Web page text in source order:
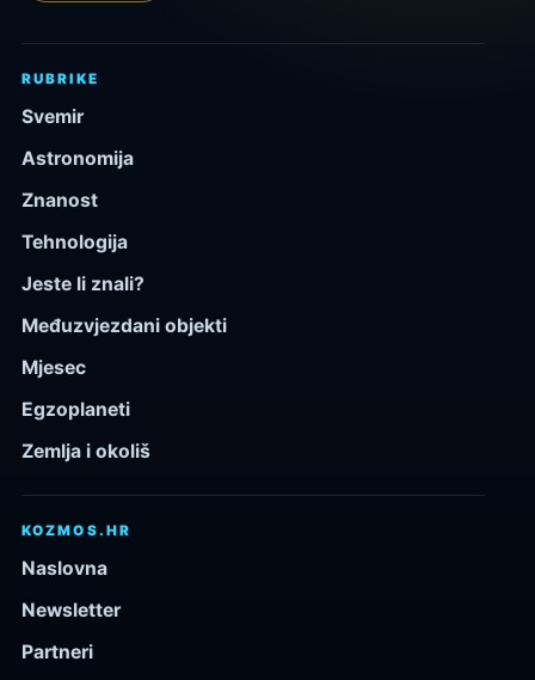
RUBRIKE
Svemir
Astronomija
Znanost
Tehnologija
Jeste li znali?
Međuzvjezdani objekti
Mjesec
Egzoplaneti
Zemlja i okoliš
KOZMOS.HR
Naslovna
Newsletter
Partneri